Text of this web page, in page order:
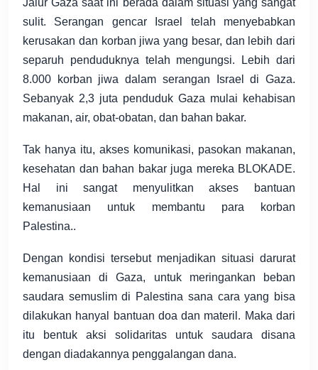
Jalur Gaza saat ini berada dalam situasi yang sangat
sulit. Serangan gencar Israel telah menyebabkan
kerusakan dan korban jiwa yang besar, dan lebih dari
separuh penduduknya telah mengungsi. Lebih dari
8.000 korban jiwa dalam serangan Israel di Gaza.
Sebanyak 2,3 juta penduduk Gaza mulai kehabisan
makanan, air, obat-obatan, dan bahan bakar.
Tak hanya itu, akses komunikasi, pasokan makanan,
kesehatan dan bahan bakar juga mereka BLOKADE.
Hal ini sangat menyulitkan akses bantuan
kemanusiaan untuk membantu para korban
Palestina..
Dengan kondisi tersebut menjadikan situasi darurat
kemanusiaan di Gaza, untuk meringankan beban
saudara semuslim di Palestina sana cara yang bisa
dilakukan hanyal bantuan doa dan materil. Maka dari
itu bentuk aksi solidaritas untuk saudara disana
dengan diadakannya penggalangan dana.